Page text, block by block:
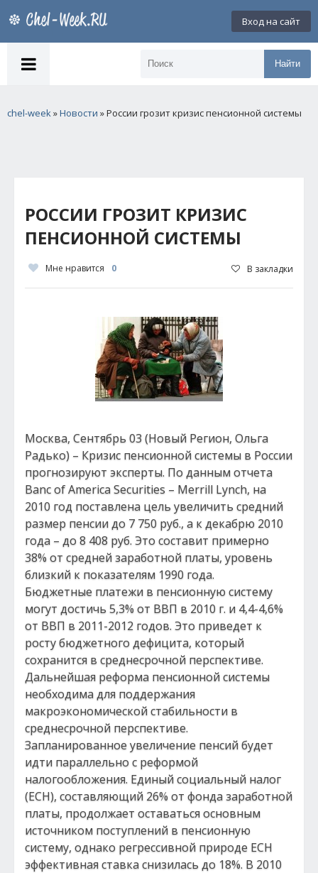
Вход на сайт
Найти
chel-week»Новости » России грозит кризис пенсионной системы
РОССИИ ГРОЗИТ КРИЗИС
ПЕНСИОННОЙ СИСТЕМЫ
Мне нравится 0 В закладки
Москва, Сентябрь 03 (Новый Регион, Ольга
Радько) – Кризис пенсионной системы в России
прогнозируют эксперты. По данным отчета
Banc of America Securities – Merrill Lynch, на
2010 год поставлена цель увеличить средний
размер пенсии до 7 750 руб., а к декабрю 2010
года – до 8 408 руб. Это составит примерно
38% от средней заработной платы, уровень
близкий к показателям 1990 года.
Бюджетные платежи в пенсионную систему
могут достичь 5,3% от ВВП в 2010 г. и 4,4-4,6%
от ВВП в 2011-2012 годов. Это приведет к
росту бюджетного дефицита, который
сохранится в среднесрочной перспективе.
Дальнейшая реформа пенсионной системы
необходима для поддержания
макроэкономической стабильности в
среднесрочной перспективе.
Запланированное увеличение пенсий будет
идти параллельно с реформой
налогообложения. Единый социальный налог
(ЕСН), составляющий 26% от фонда заработной
платы, продолжает оставаться основным
источником поступлений в пенсионную
систему, однако регрессивной природе ЕСН
эффективная ставка снизилась до 18%. В 2010